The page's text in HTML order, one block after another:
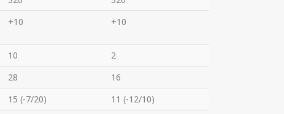
+10 +10
10
2
28
16
15 (-7/20)
11 (-12/10)